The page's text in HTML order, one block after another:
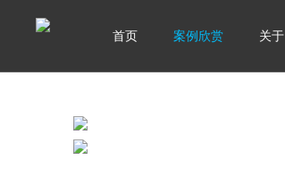
首页 案例欣赏 关于